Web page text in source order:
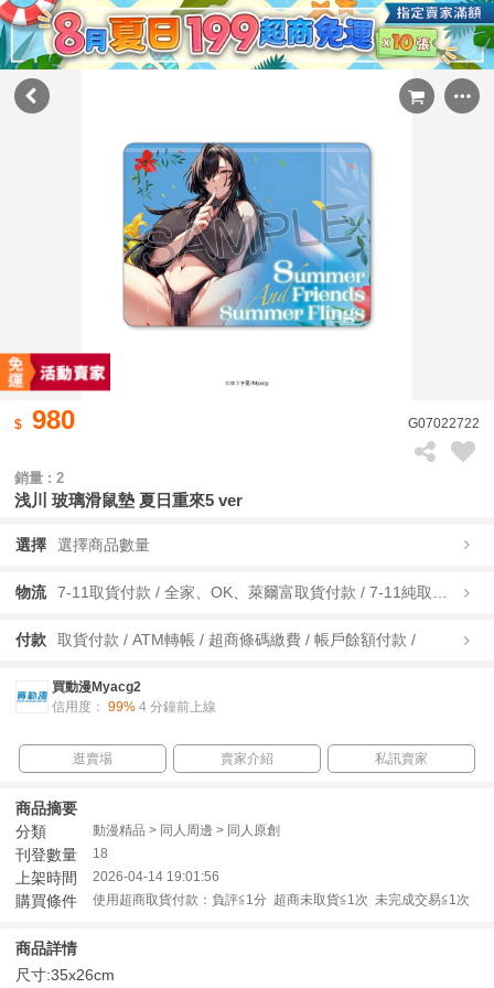
980 G07022722
銷量 : 2
浅川 玻璃滑鼠墊 夏日重來5 ver
選擇 選擇商品數量
物流
付款 取貨付款 / ATM轉帳 / 超商條碼繳費 / 帳戶餘額付款 /
買動漫Myacg2
信用度： 99% 4 分鐘前上線
逛賣場 賣家介紹 私訊賣家
商品摘要
分類
動漫精品 > 同人周邊 > 同人原創
刊登數量 18
上架時間 2026-04-14 19:01:56
購買條件 使用超商取貨付款：負評≦1分 超商未取貨≦1次 未完成交易≦1次
商品詳情
尺寸:35x26cm